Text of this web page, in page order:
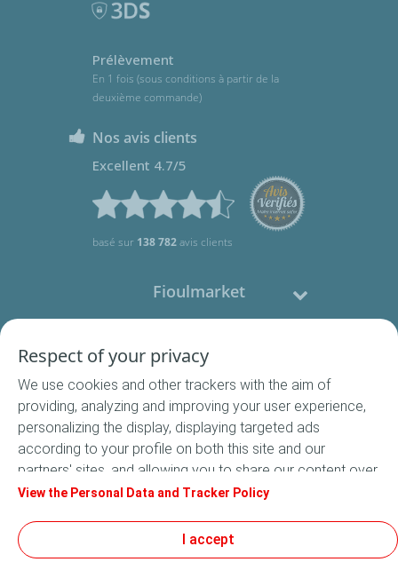
Prélèvement
En 1 fois (sous conditions à partir de la
deuxième commande)
Nos avis clients
Excellent 4.7/5
basé sur 138 782avis clients
Fioulmarket
Nous contacter
Suivez-nous
Conditions Générales de Vente
Respect of your privacy
We use cookies and other trackers with the aim of
providing, analyzing and improving your user experience,
personalizing the display, displaying targeted ads
according to your profile on both this site and our
partners' sites, and allowing you to share our content over
social media. In accordance with French legislation,
default. You can change your cookie settings at any time
by clicking on the "Manage my cookies" button. By clicking
View the Personal Data and Tracker Policy
I accept